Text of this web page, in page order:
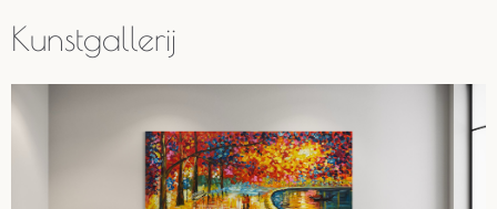
Kunstgallerij